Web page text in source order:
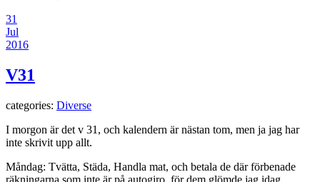
31
Jul
2016
V31
categories: Diverse
I morgon är det v 31, och kalendern är nästan tom, men ja jag har
inte skrivit upp allt.
Måndag: Tvätta, Städa, Handla mat, och betala de där förbenade
räkningarna som inte är på autogiro..för dem glömde jag idag.